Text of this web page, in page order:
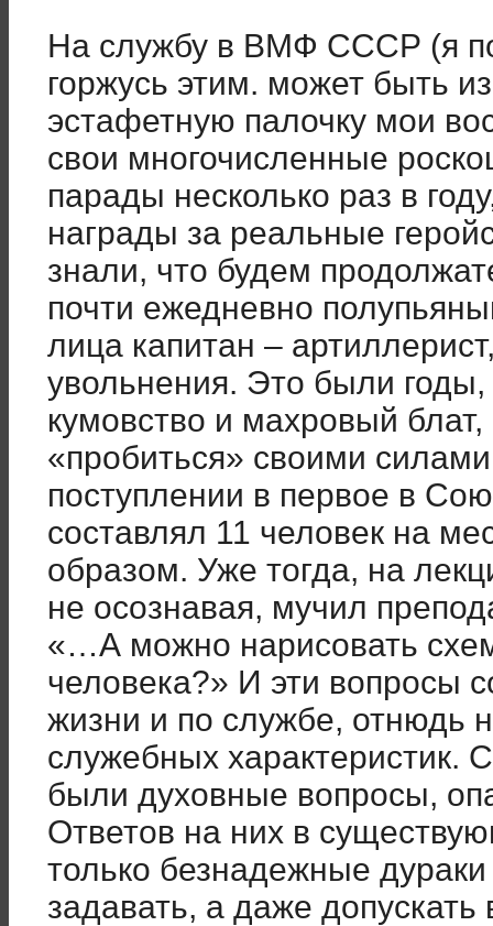
На службу в ВМФ СССР (я
горжусь этим. может быть
эстафетную палочку мои
свои многочисленные
парады несколько раз в
награды за реальные
знали, что будем
почти ежедневно
лица капитан –
увольнения. Это были годы,
кумовство и махровый
«пробиться» своими
поступлении в первое в
составлял 11 человек на
образом. Уже тогда, на
не осознавая, мучил
«…А можно нарисовать
человека?» И эти вопросы
жизни и по службе, отнюдь
служебных характеристик.
были духовные вопросы,
Ответов на них в
только безнадежные
задавать, а даже допускать